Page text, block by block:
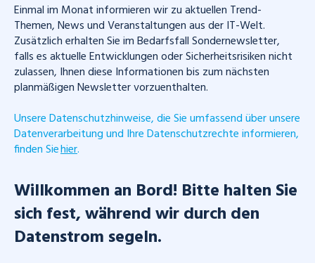
Einmal im Monat informieren wir zu aktuellen Trend-
Themen, News und Veranstaltungen aus der IT-Welt.
Zusätzlich erhalten Sie im Bedarfsfall Sondernewsletter,
falls es aktuelle Entwicklungen oder Sicherheitsrisiken nicht
zulassen, Ihnen diese Informationen bis zum nächsten
planmäßigen Newsletter vorzuenthalten.
Unsere Datenschutzhinweise, die Sie umfassend über unsere
Datenverarbeitung und Ihre Datenschutzrechte informieren,
finden Siehier.
Willkommen an Bord! Bitte halten Sie
sich fest, während wir durch den
Datenstrom segeln.